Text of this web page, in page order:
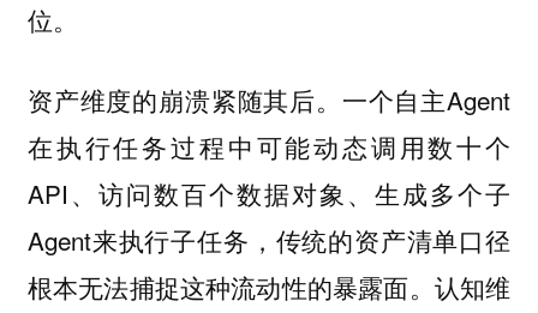
位。
资产维度的崩溃紧随其后。一个自主Agent
在执行任务过程中可能动态调用数十个
API、访问数百个数据对象、生成多个子
Agent来执行子任务，传统的资产清单口径
根本无法捕捉这种流动性的暴露面。认知维